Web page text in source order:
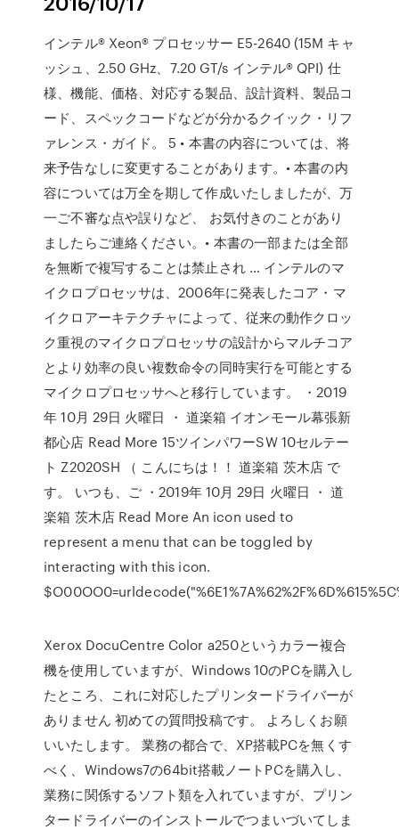
インテル® Xeon® プロセッサー E5-2640 (15M キャ
ッシュ、2.50 GHz、7.20 GT/s インテル® QPI) 仕
様、機能、価格、対応する製品、設計資料、製品コ
ード、スペックコードなどが分かるクイック・リフ
ァレンス・ガイド。 5 • 本書の内容については、将
来予告なしに変更することがあります。• 本書の内
容については万全を期して作成いたしましたが、万
一ご不審な点や誤りなど、 お気付きのことがあり
ましたらご連絡ください。• 本書の一部または全部
を無断で複写することは禁止され … インテルのマ
イクロプロセッサは、2006年に発表したコア・マ
イクロアーキテクチャによって、従来の動作クロッ
ク重視のマイクロプロセッサの設計からマルチコア
とより効率の良い複数命令の同時実行を可能とする
マイクロプロセッサへと移行しています。 ・2019
年 10月 29日 火曜日 ・ 道楽箱 イオンモール幕張新
都心店 Read More 15ツインパワーSW 10セルテー
ト Z2020SH （ こんにちは！！ 道楽箱 茨木店 で
す。 いつも、ご ・2019年 10月 29日 火曜日 ・ 道
楽箱 茨木店 Read More An icon used to
represent a menu that can be toggled by
interacting with this icon.
Xerox DocuCentre Color a250というカラー複合
機を使用していますが、Windows 10のPCを購入し
たところ、これに対応したプリンタードライバーが
ありません 初めての質問投稿です。 よろしくお願
いいたします。 業務の都合で、XP搭載PCを無くす
べく、Windows7の64bit搭載ノートPCを購入し、
業務に関係するソフト類を入れていますが、プリン
タードライバーのインストールでつまいづいてしま